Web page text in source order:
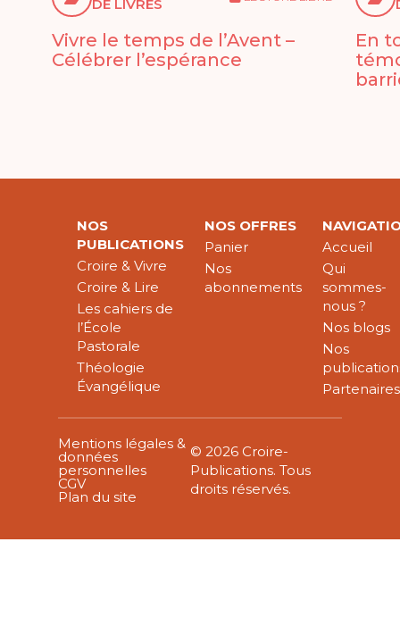
DE LIVRES
Vivre le temps de l’Avent –
Célébrer l’espérance
En
NOS
PUBLICATIONS
Croire & Vivre
Croire & Lire
Les cahiers de
l’École
Pastorale
Théologie
Évangélique
NOS OFFRES
Panier
Nos
abonnements
Accueil
Qui
sommes-
nous ?
Nos blogs
Nos
Partenaires
Mentions légales &
données
personnelles
CGV
Plan du site
© 2026 Croire-
Publications. Tous
droits réservés.